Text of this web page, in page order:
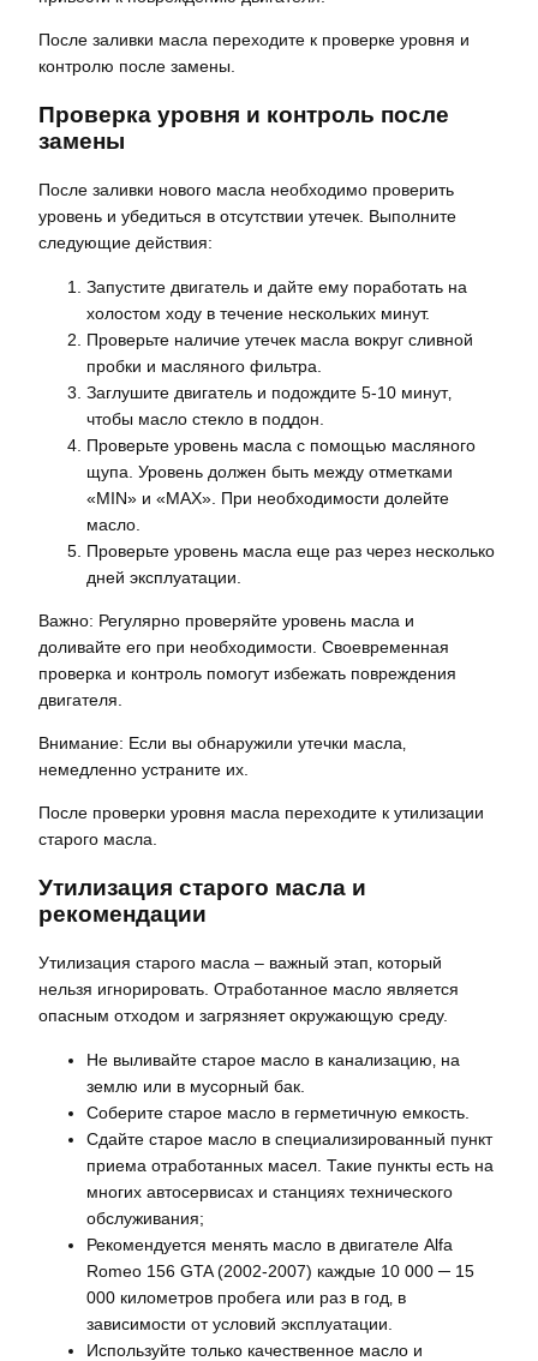
После заливки масла переходите к проверке уровня и
контролю после замены.
Проверка уровня и контроль после
замены
После заливки нового масла необходимо проверить
уровень и убедиться в отсутствии утечек. Выполните
следующие действия:
Запустите двигатель и дайте ему поработать на
холостом ходу в течение нескольких минут.
Проверьте наличие утечек масла вокруг сливной
пробки и масляного фильтра.
Заглушите двигатель и подождите 5-10 минут‚
чтобы масло стекло в поддон.
Проверьте уровень масла с помощью масляного
щупа. Уровень должен быть между отметками
«MIN» и «MAX». При необходимости долейте
масло.
Проверьте уровень масла еще раз через несколько
дней эксплуатации.
Важно: Регулярно проверяйте уровень масла и
доливайте его при необходимости. Своевременная
проверка и контроль помогут избежать повреждения
двигателя.
Внимание: Если вы обнаружили утечки масла‚
немедленно устраните их.
После проверки уровня масла переходите к утилизации
старого масла.
Утилизация старого масла и
рекомендации
Утилизация старого масла – важный этап‚ который
нельзя игнорировать. Отработанное масло является
опасным отходом и загрязняет окружающую среду.
Не выливайте старое масло в канализацию‚ на
землю или в мусорный бак.
Соберите старое масло в герметичную емкость.
Сдайте старое масло в специализированный пункт
приема отработанных масел. Такие пункты есть на
многих автосервисах и станциях технического
обслуживания;
Рекомендуется менять масло в двигателе Alfa
Romeo 156 GTA (2002-2007) каждые 10 000 ─ 15
000 километров пробега или раз в год‚ в
зависимости от условий эксплуатации.
Используйте только качественное масло и